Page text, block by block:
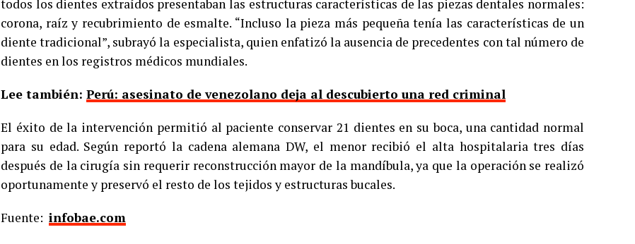
todos los dientes extraídos presentaban las estructuras características de las piezas dentales normales:
corona, raíz y recubrimiento de esmalte. “Incluso la pieza más pequeña tenía las características de un
diente tradicional”, subrayó la especialista, quien enfatizó la ausencia de precedentes con tal número de
dientes en los registros médicos mundiales.
Lee también: Perú: asesinato de venezolano deja al descubierto una red criminal
El éxito de la intervención permitió al paciente conservar 21 dientes en su boca, una cantidad normal
para su edad. Según reportó la cadena alemana DW, el menor recibió el alta hospitalaria tres días
después de la cirugía sin requerir reconstrucción mayor de la mandíbula, ya que la operación se realizó
oportunamente y preservó el resto de los tejidos y estructuras bucales.
Fuente: infobae.com